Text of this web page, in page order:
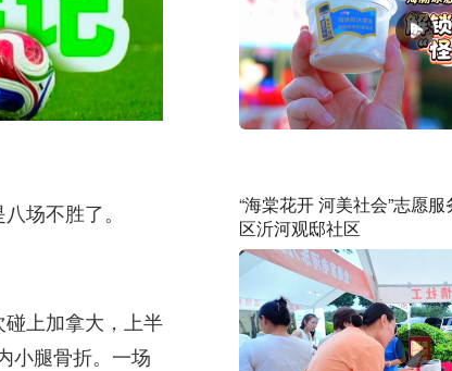
场不胜了。
上加拿大，上半
小腿骨折。一场
“海棠花开 河美社会”志愿
区沂河观邸社区